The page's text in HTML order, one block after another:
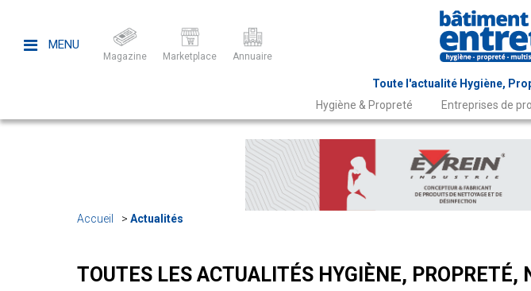
MENU
Magazine Marketplace Annuaire
Toute l'actualité Hygiène,
Hygiène & Propreté Entreprises de
Accueil Actualités
TOUTES LES ACTUALITÉS HYGIÈNE, PROPRETÉ,